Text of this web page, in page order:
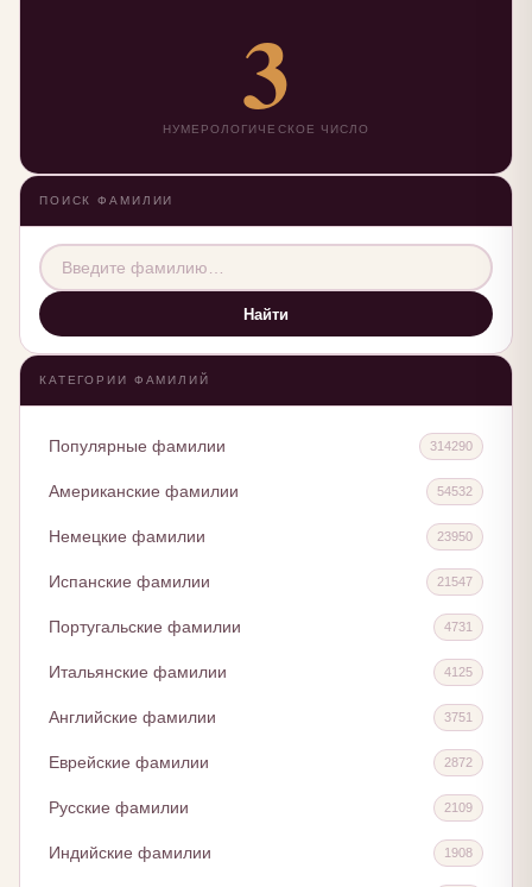
3
НУМЕРОЛОГИЧЕСКОЕ ЧИСЛО
ПОИСК ФАМИЛИИ
Найти
КАТЕГОРИИ ФАМИЛИЙ
Популярные фамилии 314290
Американские фамилии 54532
Немецкие фамилии 23950
Испанские фамилии 21547
Португальские фамилии 4731
Итальянские фамилии 4125
Английские фамилии 3751
Еврейские фамилии 2872
Русские фамилии 2109
Индийские фамилии 1908